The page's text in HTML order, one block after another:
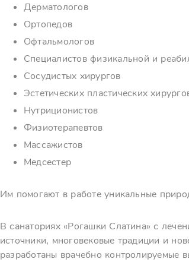
Дерматологов
Ортопедов
Офтальмологов
Специалистов физикальной и
Сосудистых хирургов
Эстетических пластических
Нутриционистов
Физиотерапевтов
Массажистов
Медсестер
Им помогают в работе уникальные
В санаториях «Рогашки Слатина» с
источники, многовековые традиции и
разработаны врачебно контролируемые